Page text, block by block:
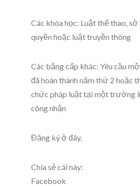
Các khóa học: Luật thể thao,
quyền hoặc luật truyền thông
Các bằng cấp khác: Yêu cầu
đã hoàn thành năm thứ 2 hoặc
chức pháp luật tại một trường
công nhận
Đăng ký ở đây.
Chia sẻ cái này:
Facebook